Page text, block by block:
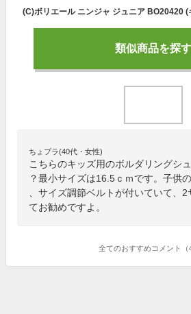
類似商品を探す
ちょプラ(40代・女性)
こちらのキッズ用のボルダリングシ
？最小サイズは16.5ｃｍです。子供
、サイズ調節ベルトが付いていて、
てお勧めですよ。
全てのおすすめコメント（4